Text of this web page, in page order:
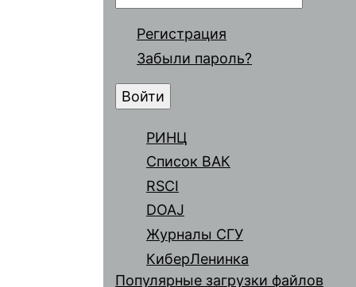
Регистрация
Забыли пароль?
РИНЦ
Список ВАК
RSCI
DOAJ
Журналы СГУ
КиберЛенинка
Популярные загрузки файлов